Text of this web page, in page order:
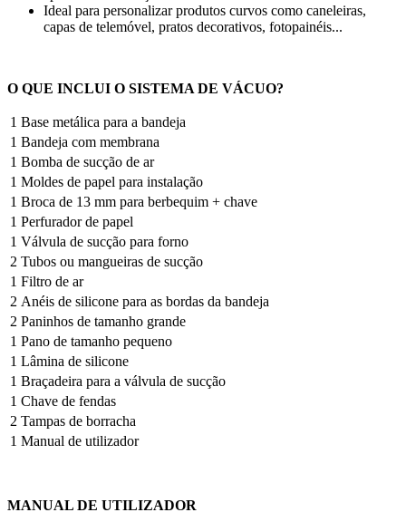
Ideal para personalizar produtos curvos como caneleiras,
capas de telemóvel, pratos decorativos, fotopainéis...
O QUE INCLUI O SISTEMA DE VÁCUO?
1 Base metálica para a bandeja
1 Bandeja com membrana
1 Bomba de sucção de ar
1 Moldes de papel para instalação
1 Broca de 13 mm para berbequim + chave
1 Perfurador de papel
1 Válvula de sucção para forno
2 Tubos ou mangueiras de sucção
1 Filtro de ar
2 Anéis de silicone para as bordas da bandeja
2 Paninhos de tamanho grande
1 Pano de tamanho pequeno
1 Lâmina de silicone
1 Braçadeira para a válvula de sucção
1 Chave de fendas
2 Tampas de borracha
1 Manual de utilizador
MANUAL DE UTILIZADOR